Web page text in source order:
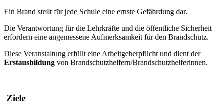
Ein Brand stellt für jede Schule eine ernste Gefährdung dar.
Die Verantwortung für die Lehrkräfte und die öffentliche Sicherheit
erfordern eine angemessene Aufmerksamkeit für den Brandschutz.
Diese Veranstaltung erfüllt eine Arbeitgeberpflicht und dient der
Erstausbildung von Brandschutzhelfern/Brandschutzhelferinnen.
Ziele